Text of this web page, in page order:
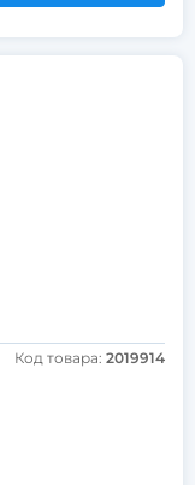
Код товара: 2019914